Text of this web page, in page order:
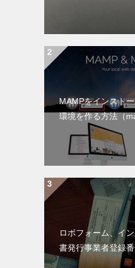
MAMPをインスト
環境を作る方法（
ロボフォーム、イ
書発行事業者登録